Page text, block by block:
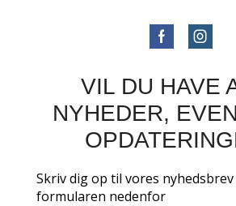
VIL DU HAVE
NYHEDER,
Skriv dig op til vores nyhedsbrev
formularen nedenfor